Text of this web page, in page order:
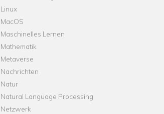
Linux
MacOS
Maschinelles Lernen
Mathematik
Metaverse
Nachrichten
Natur
Natural Language Processing
Netzwerk